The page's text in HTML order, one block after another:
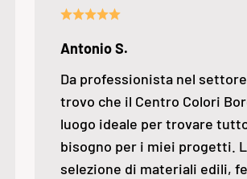
Antonio S.
Da professionista nel
trovo che il Centro Colori
luogo ideale per trovare
bisogno per i miei progetti.
selezione di materiali edili,